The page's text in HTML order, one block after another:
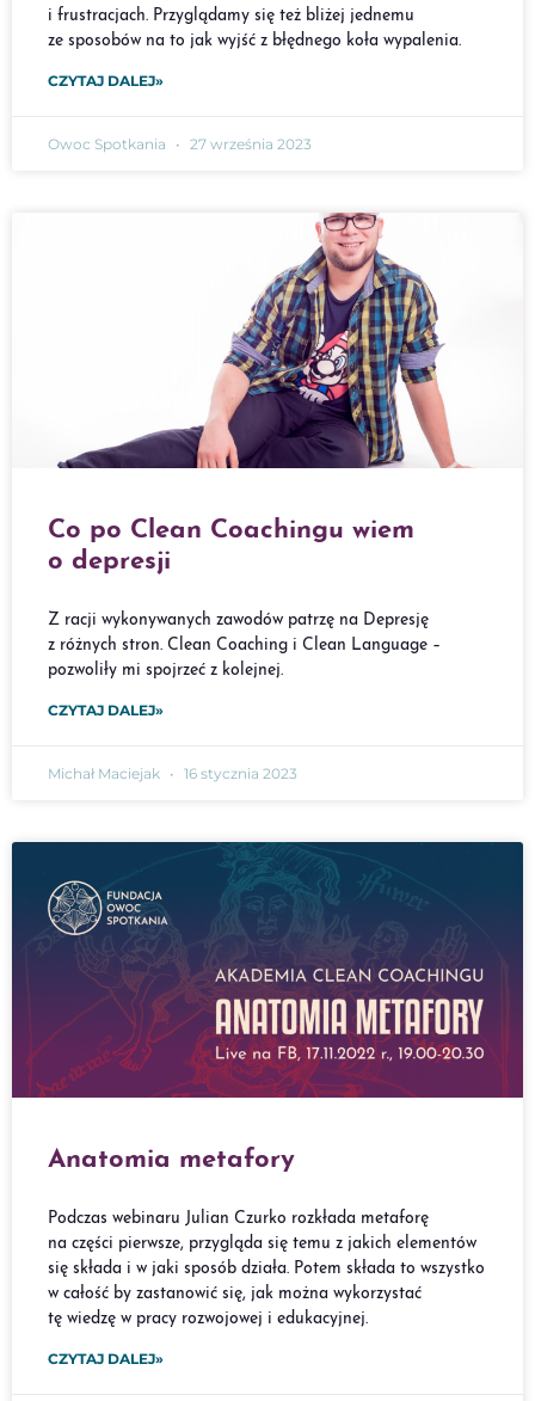
i frustracjach. Przyglądamy się też bliżej jednemu
ze sposobów na to jak wyjść z błędnego koła wypalenia.
CZYTAJ DALEJ»
Owoc Spotkania 27 września 2023
Co po Clean Coachingu wiem
o depresji
Z racji wykonywanych zawodów patrzę na Depresję
z różnych stron. Clean Coaching i Clean Language –
pozwoliły mi spojrzeć z kolejnej.
CZYTAJ DALEJ»
Michał Maciejak 16 stycznia 2023
Anatomia metafory
Podczas webinaru Julian Czurko rozkłada metaforę
na części pierwsze, przygląda się temu z jakich elementów
się składa i w jaki sposób działa. Potem składa to wszystko
w całość by zastanowić się, jak można wykorzystać
tę wiedzę w pracy rozwojowej i edukacyjnej.
CZYTAJ DALEJ»